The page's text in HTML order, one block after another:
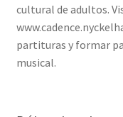
cultural de adultos.
partituras y formar
musical.